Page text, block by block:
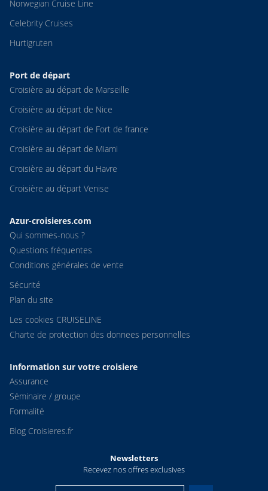
Norwegian Cruise Line
Celebrity Cruises
Hurtigruten
Port de départ
Croisière au départ de Marseille
Croisière au départ de Nice
Croisière au départ de Fort de france
Croisière au départ de Miami
Croisière au départ du Havre
Croisière au départ Venise
Azur-croisieres.com
Qui sommes-nous ?
Questions fréquentes
Conditions générales de vente
Sécurité
Plan du site
Les cookies CRUISELINE
Charte de protection des donnees personnelles
Information sur votre croisiere
Assurance
Séminaire / groupe
Formalité
Blog Croisieres.fr
Newsletters
Recevez nos offres exclusives